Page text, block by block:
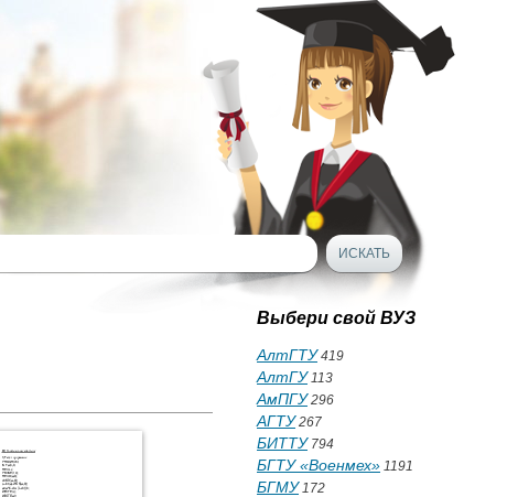
Выбери свой ВУЗ
АлтГТУ419
АлтГУ113
АмПГУ296
АГТУ267
БИТТУ794
БГТУ «Военмех» 1191
БГМУ172